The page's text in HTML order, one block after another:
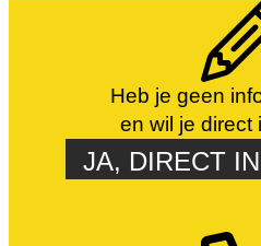
Heb je geen
en wil je direct
JA, DIRECT